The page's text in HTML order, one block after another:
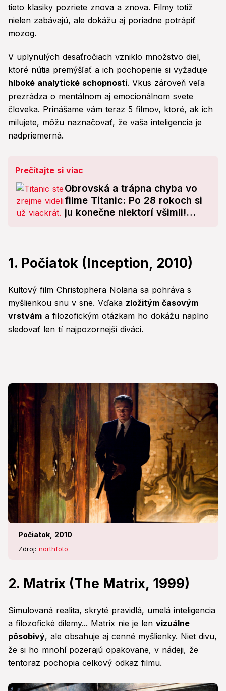
tieto klasiky pozriete znova a znova. Filmy totiž
nielen zabávajú, ale dokážu aj poriadne potrápiť
mozog.
V uplynulých desaťročiach vzniklo množstvo diel,
ktoré nútia premýšľať a ich pochopenie si vyžaduje
hlboké analytické schopnosti. Vkus zároveň veľa
prezrádza o mentálnom aj emocionálnom svete
človeka. Prinášame vám teraz 5 filmov, ktoré, ak ich
milujete, môžu naznačovať, že vaša inteligencia je
nadpriemerná.
Prečítajte si viac
Obrovská a trápna chyba vo
filme Titanic: Po 28 rokoch si
ju konečne niektorí všimli!
1. Počiatok (Inception, 2010)
Kultový film Christophera Nolana sa pohráva s
myšlienkou snu v sne. Vďaka zložitým časovým
vrstvám a filozofickým otázkam ho dokážu naplno
sledovať len tí najpozornejší diváci.
Počiatok, 2010
Zdroj: northfoto
2. Matrix (The Matrix, 1999)
Simulovaná realita, skryté pravidlá, umelá inteligencia
a filozofické dilemy... Matrix nie je len vizuálne
pôsobivý, ale obsahuje aj cenné myšlienky. Niet divu,
že si ho mnohí pozerajú opakovane, v nádeji, že
tentoraz pochopia celkový odkaz filmu.